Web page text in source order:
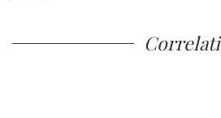
Correlati